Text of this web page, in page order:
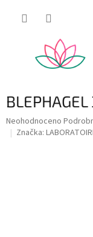
BLEPHAGEL
Průměrné
hodnocení
Neohodnoceno
Značka: